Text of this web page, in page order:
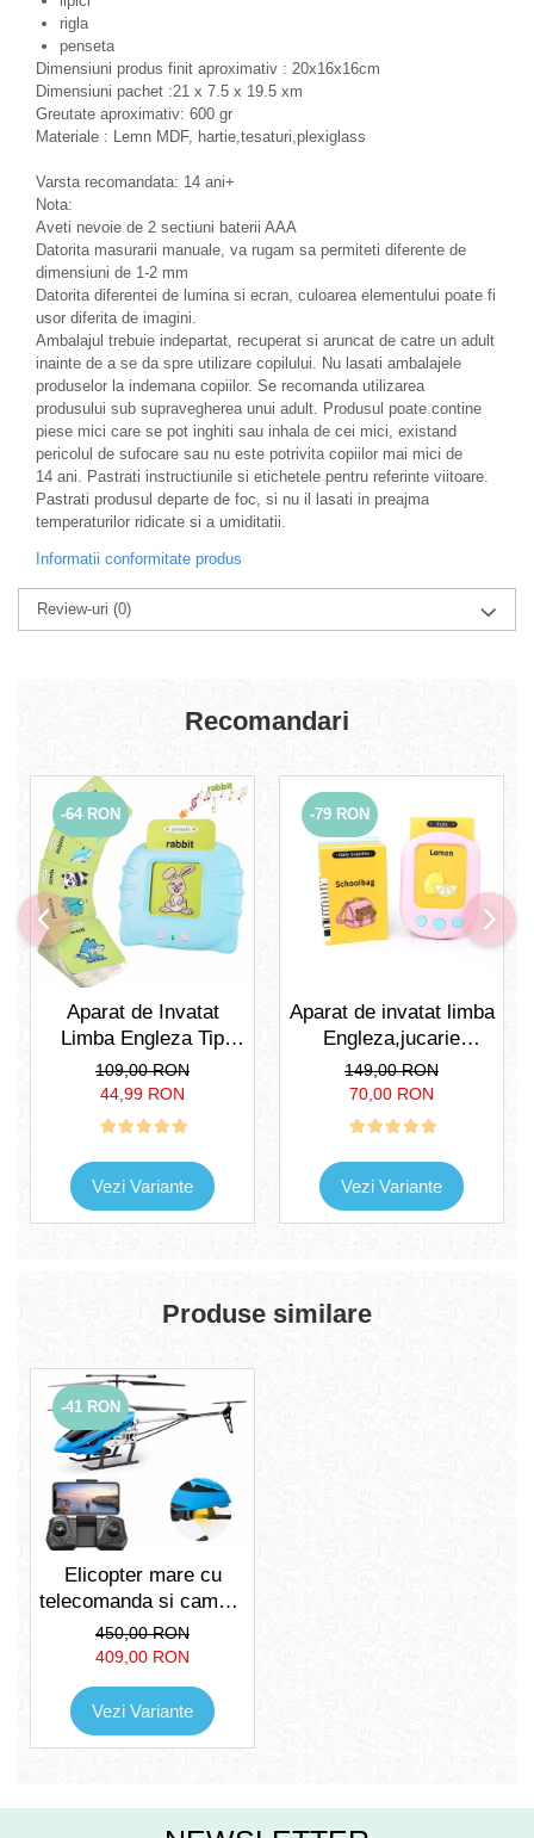
rigla
penseta
Dimensiuni produs finit aproximativ : 20x16x16cm
Dimensiuni pachet :21 x 7.5 x 19.5 xm
Greutate aproximativ: 600 gr
Materiale : Lemn MDF, hartie,tesaturi,plexiglass
Varsta recomandata: 14 ani+
Nota:
Aveti nevoie de 2 sectiuni baterii AAA
Datorita masurarii manuale, va rugam sa permiteti diferente de
dimensiuni de 1-2 mm
Datorita diferentei de lumina si ecran, culoarea elementului poate fi
usor diferita de imagini.
Ambalajul trebuie indepartat, recuperat si aruncat de catre un adult
inainte de a se da spre utilizare copilului. Nu lasati ambalajele
produselor la indemana copiilor. Se recomanda utilizarea
produsului sub supravegherea unui adult. Produsul poate contine
piese mici care se pot inghiti sau inhala de cei mici, existand
pericolul de sufocare sau nu este potrivita copiilor mai mici de
14 ani. Pastrati instructiunile si etichetele pentru referinte viitoare.
Pastrati produsul departe de foc, si nu il lasati in preajma
temperaturilor ridicate si a umiditatii.
Informatii conformitate produs
Review-uri (0)
Recomandari
-64 RON
Aparat de Invatat
Limba Engleza Tip
Pisica cu 112 Carduri
Pentru Copii.Dispozitiv
cu Functie Vocala. Roz
109,00 RON
44,99 RON
Vezi Variante
-79 RON
Aparat de invatat limba
Engleza,jucarie
educativa, interactiva
pentru copii, invata
engleza, 224 de
149,00 RON
70,00 RON
Vezi Variante
Produse similare
-41 RON
Elicopter mare cu
telecomanda si camera
duala 4K UHD, lumini
LED, giroscop,
acumulator inclus,
72x38x23cm
450,00 RON
409,00 RON
Vezi Variante